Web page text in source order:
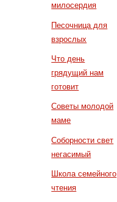
милосердия
Песочница для
взрослых
Что день
грядущий нам
готовит
Советы молодой
маме
Соборности свет
негасимый
Школа семейного
чтения